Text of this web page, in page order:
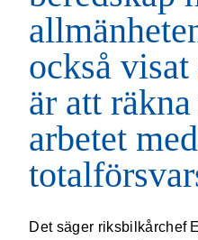
också
är att
arbetet med
Det säger riksbilkårchef